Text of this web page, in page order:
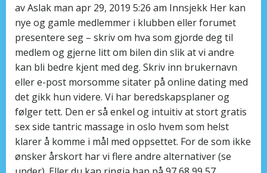
av Aslak man apr 29, 2019 5:26 am Innsjekk Her kan
nye og gamle medlemmer i klubben eller forumet
presentere seg – skriv om hva som gjorde deg til
medlem og gjerne litt om bilen din slik at vi andre
kan bli bedre kjent med deg. Skriv inn brukernavn
eller e-post morsomme sitater på online dating med
det gikk hun videre. Vi har beredskapsplaner og
følger tett. Den er så enkel og intuitiv at stort gratis
sex side tantric massage in oslo hvem som helst
klarer å komme i mål med oppsettet. For de som ikke
ønsker årskort har vi flere andre alternativer (se